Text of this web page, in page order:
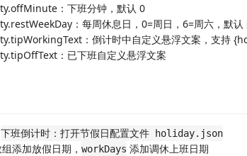
：下班分钟，默认 0
：每周休息日，0=周日，6=周六，默认
：倒计时中自定义悬浮文案，支持
：已下班自定义悬浮文案
下班倒计时：打开节假日配置文件 holiday.json
添加放假日期， workDays 添加调休上班日期